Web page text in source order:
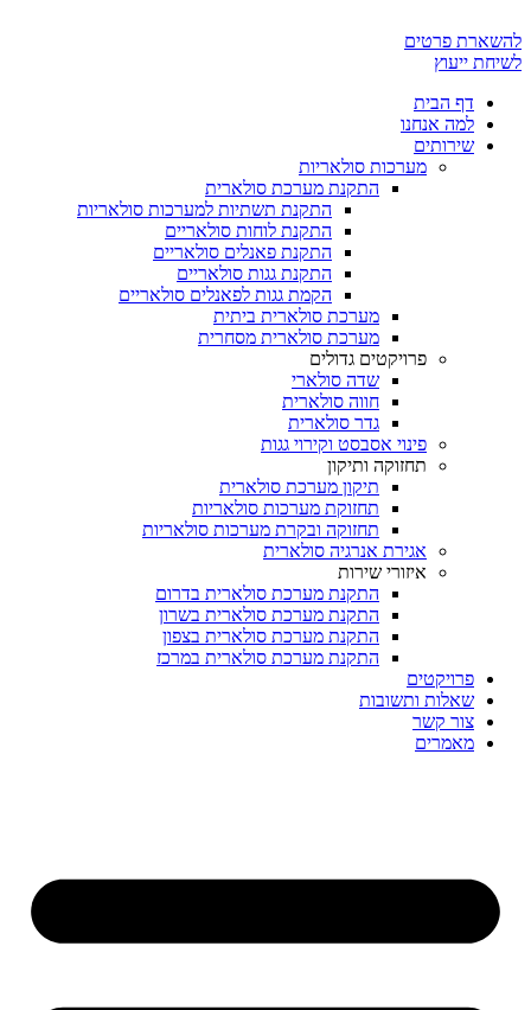
לתוכן
להשארת פרטים
לשיחת ייעוץ
דף הבית
למה אנחנו
שירותים
מערכות סולאריות
התקנת מערכת סולארית
התקנת תשתיות למערכות סולאריות
התקנת לוחות סולאריים
התקנת פאנלים סולאריים
התקנת גגות סולאריים
הקמת גגות לפאנלים סולאריים
מערכת סולארית ביתית
מערכת סולארית מסחרית
פרויקטים גדולים
שדה סולארי
חווה סולארית
גדר סולארית
פינוי אסבסט וקירוי גגות
תחזוקה ותיקון
תיקון מערכת סולארית
תחזוקת מערכות סולאריות
תחזוקה ובקרת מערכות סולאריות
אגירת אנרגיה סולארית
איזורי שירות
התקנת מערכת סולארית בדרום
התקנת מערכת סולארית בשרון
התקנת מערכת סולארית בצפון
התקנת מערכת סולארית במרכז
פרויקטים
שאלות ותשובות
צור קשר
מאמרים